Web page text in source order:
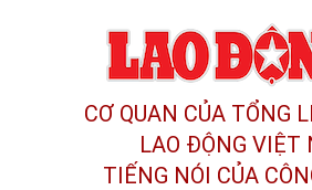
CƠ QUAN CỦA TỔNG
LAO ĐỘNG VIỆT
TIẾNG NÓI CỦA